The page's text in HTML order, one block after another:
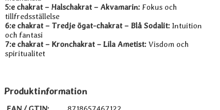
5:e chakrat – Halschakrat – Akvamarin: Fokus och
tillfredsställelse
6:e chakrat – Tredje ögat-chakrat – Blå Sodalit: Intuition
och fantasi
7:e chakrat – Kronchakrat – Lila Ametist: Visdom och
spiritualitet
Produktinformation